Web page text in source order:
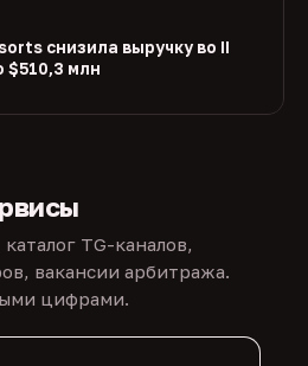
снизила выручку во II
$510,3 млн
TG-каналов,
вакансии арбитража.
цифрами.